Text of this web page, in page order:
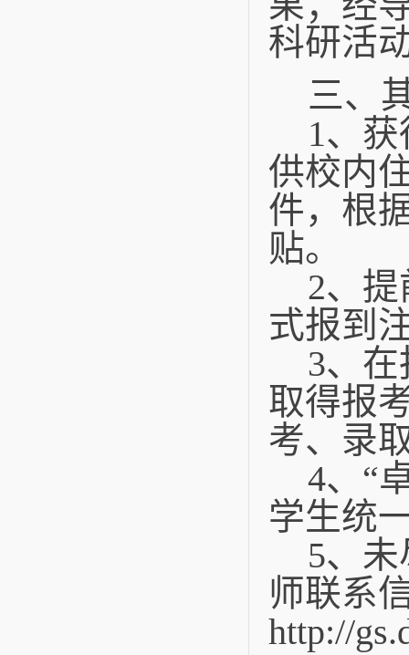
科研活
三、
1、
供校内
件，根
贴。
2、
式报到
3、
取得报
考、录
4、“
学生统
5、
师联系
http://